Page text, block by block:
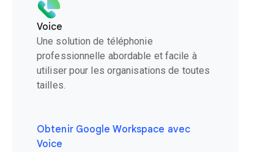
Voice
Une solution de téléphonie
professionnelle abordable et facile à
utiliser pour les organisations de toutes
tailles.
Obtenir Google Workspace avec
Voice